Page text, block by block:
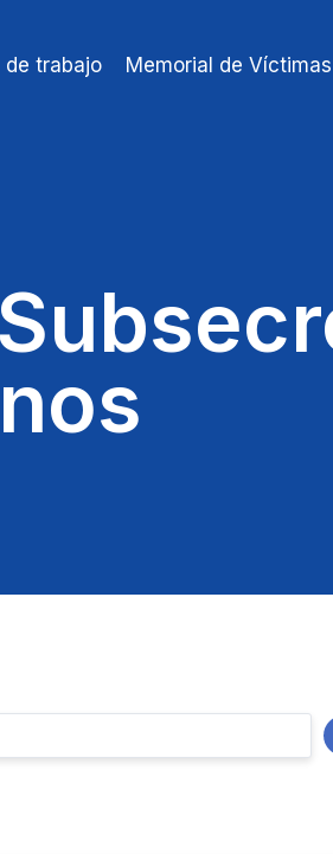
de trabajo Memorial de Víctimas